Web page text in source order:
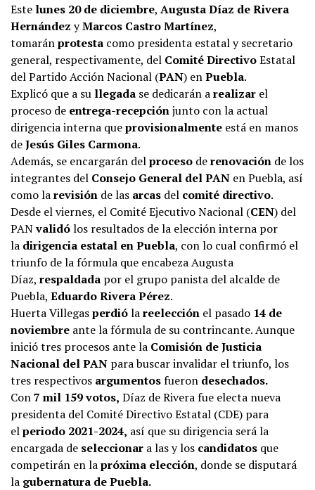
Este lunes 20 de diciembre, Augusta Díaz de Rivera
Hernández yMarcos Castro Martínez,
tomaránprotesta como presidenta estatal y secretario
general, respectivamente, del Comité DirectivoEstatal
del Partido Acción Nacional (PAN) enPuebla.
Explicó que a su llegada se dedicarán arealizar el
proceso de entrega-recepciónjunto con la actual
dirigencia interna queprovisionalmente está en manos
deJesús Giles Carmona.
Además, se encargarán delproceso derenovación de los
integrantes del Consejo General del PAN en Puebla, así
como larevisión de las arcas del comité directivo.
Desde el viernes, el Comité Ejecutivo Nacional (CEN) del
PANvalidólos resultados de la elección interna por
la dirigencia estatal en Puebla, con lo cual confirmó el
triunfo de la fórmula que encabeza Augusta
Díaz, respaldada por el grupo panista del alcalde de
Puebla, Eduardo Rivera Pérez.
Huerta Villegasperdiólareelección el pasado 14 de
noviembre ante la fórmula de su contrincante. Aunque
inició tres procesos ante la Comisión de Justicia
Nacional del PAN para buscar invalidar el triunfo, los
tres respectivos argumentosfueron desechados.
Con7 mil 159 votos, Díaz de Rivera fue electa nueva
presidenta del Comité Directivo Estatal (CDE) para
elperiodo 2021-2024, así que su dirigencia será la
encargada de seleccionar a las y los candidatos que
competirán en lapróxima elección, donde se disputará
la gubernatura de Puebla.